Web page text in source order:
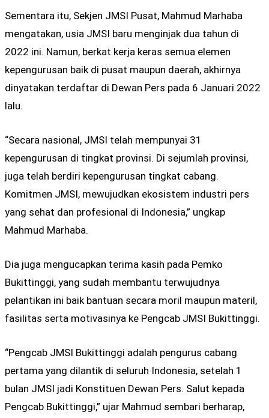
Sementara itu, Sekjen JMSI Pusat, Mahmud Marhaba
mengatakan, usia JMSI baru menginjak dua tahun di
2022 ini. Namun, berkat kerja keras semua elemen
kepengurusan baik di pusat maupun daerah, akhirnya
dinyatakan terdaftar di Dewan Pers pada 6 Januari 2022
lalu.
“Secara nasional, JMSI telah mempunyai 31
kepengurusan di tingkat provinsi. Di sejumlah provinsi,
juga telah berdiri kepengurusan tingkat cabang.
Komitmen JMSI, mewujudkan ekosistem industri pers
yang sehat dan profesional di Indonesia,” ungkap
Mahmud Marhaba.
Dia juga mengucapkan terima kasih pada Pemko
Bukittinggi, yang sudah membantu terwujudnya
pelantikan ini baik bantuan secara moril maupun materil,
fasilitas serta motivasinya ke Pengcab JMSI Bukittinggi.
“Pengcab JMSI Bukittinggi adalah pengurus cabang
pertama yang dilantik di seluruh Indonesia, setelah 1
bulan JMSI jadi Konstituen Dewan Pers. Salut kepada
Pengcab Bukittinggi,” ujar Mahmud sembari berharap,